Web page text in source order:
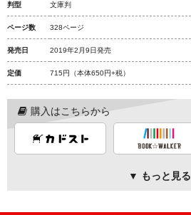
判型 文庫判
ページ数 328ページ
発売日 2019年2月9日発売
定価 715円 （本体650円+税）
購入はこちらから
▼ もっと見る